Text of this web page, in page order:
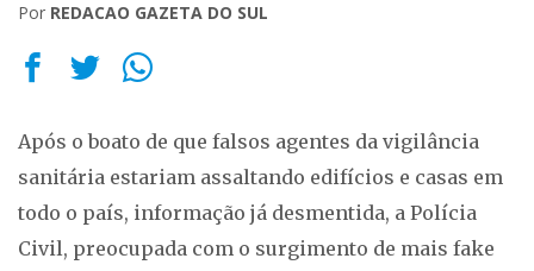
Por REDACAO GAZETA DO SUL
Após o boato de que falsos agentes da vigilância
sanitária estariam assaltando edifícios e casas em
todo o país, informação já desmentida, a Polícia
Civil, preocupada com o surgimento de mais fake